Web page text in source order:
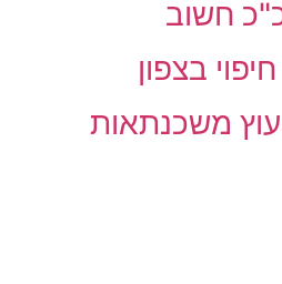
בצפון
משכנתאות